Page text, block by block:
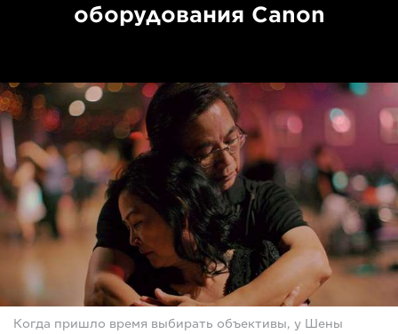
оборудования Canon
Когда пришло время выбирать объективы, у Шены